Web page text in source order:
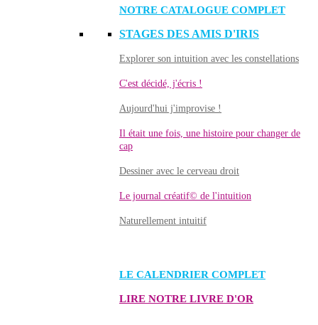
NOTRE CATALOGUE COMPLET
STAGES DES AMIS D'IRIS
Explorer son intuition avec les constellations
C'est décidé, j'écris !
Aujourd'hui j'improvise !
Il était une fois, une histoire pour changer de
cap
Dessiner avec le cerveau droit
Le journal créatif© de l'intuition
Naturellement intuitif
LE CALENDRIER COMPLET
LIRE NOTRE LIVRE D'OR